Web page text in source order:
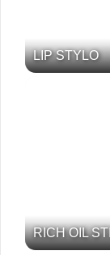
LIP STYLO
RICH OIL